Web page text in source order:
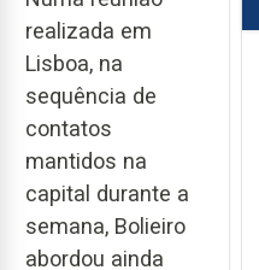
realizada em
Lisboa, na
sequência de
contatos
mantidos na
capital durante a
semana, Bolieiro
abordou ainda